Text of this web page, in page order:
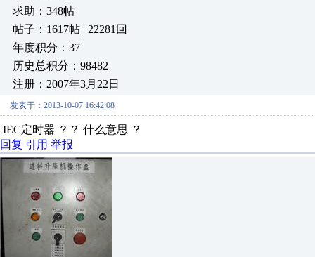
求助：348帖
帖子：1617帖 | 22281回
年度积分：37
历史总积分：98482
注册：2007年3月22日
发表于：2013-10-07 16:42:08
IEC定时器 ？？ 什么意思 ？
回复 引用 举报